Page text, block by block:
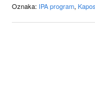
Oznaka: IPA program,